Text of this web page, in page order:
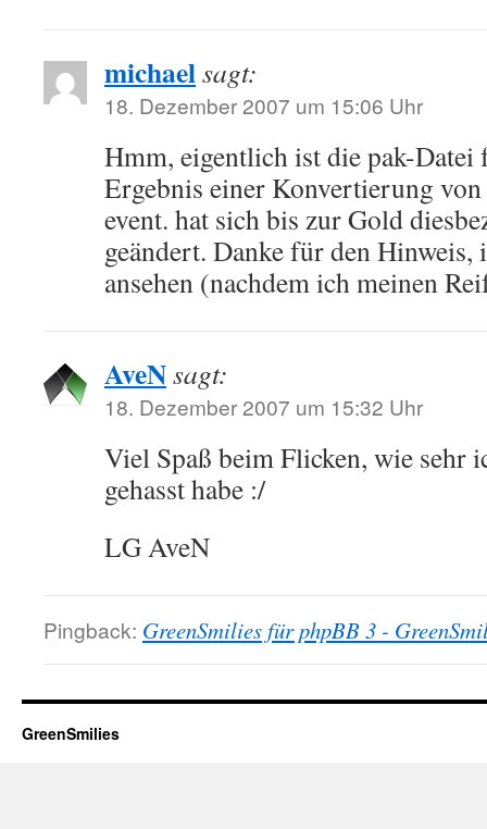
michaelsagt:
18. Dezember 2007 um 15:06 Uhr
Hmm, eigentlich ist die pak-Datei
Ergebnis einer Konvertierung
event. hat sich bis zur Gold
geändert. Danke für den Hinweis,
ansehen (nachdem ich meinen
AveNsagt:
18. Dezember 2007 um 15:32 Uhr
Viel Spaß beim Flicken, wie sehr
gehasst habe :/
LG AveN
Pingback: GreenSmilies für phpBB 3 -
GreenSmilies